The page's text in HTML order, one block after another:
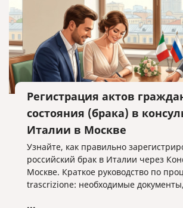
Регистрация актов
состояния (брака) в
Италии в Москве
Узнайте, как правильно
российский брак в Италии через
Москве. Краткое руководство по
trascrizione: необходимые
...